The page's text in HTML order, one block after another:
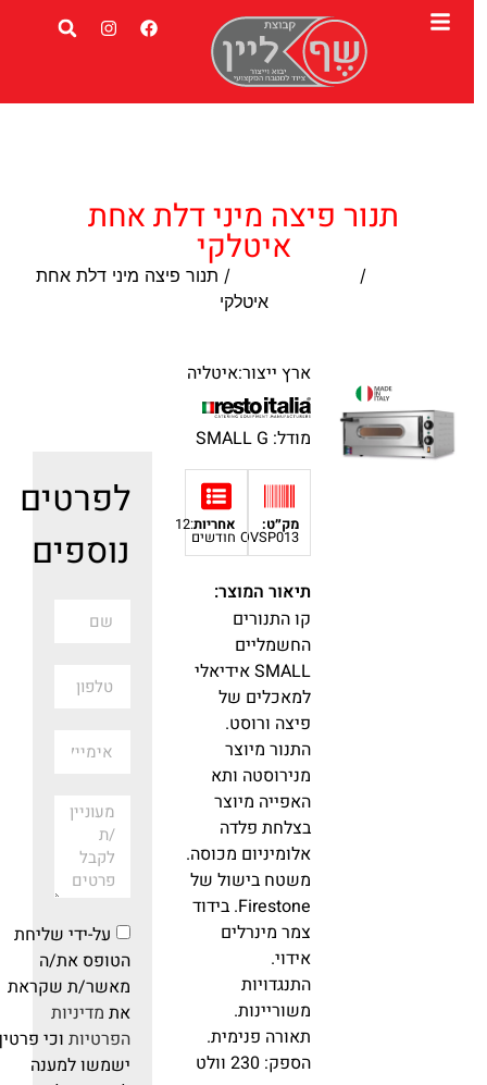
תנור פיצה מיני דלת אחת
איטלקי
תנורי אבן לפיצה
/ תנור פיצה מיני דלת אחת
איטלקי
ארץ ייצור:איטליה
מודל: SMALL G
מק״ט:
OVSP013
אחריות:12
חודשים
תיאור המוצר:
קו התנורים
החשמליים
SMALL אידיאלי
למאכלים של
פיצה ורוסט.
התנור מיוצר
מנירוסטה ותא
האפייה מיוצר
בצלחת פלדה
אלומיניום מכוסה.
משטח בישול של
Firestone. בידוד
צמר מינרלים
אידוי.
התנגדויות
משוריינות.
תאורה פנימית.
הספק: 230 וולט
לפרטים
נוספים
על-ידי שליחת
הטופס את/ה
מאשר/ת שקראת
אתמדיניות
הפרטיותוכי פרטיך
ישמשו למענה